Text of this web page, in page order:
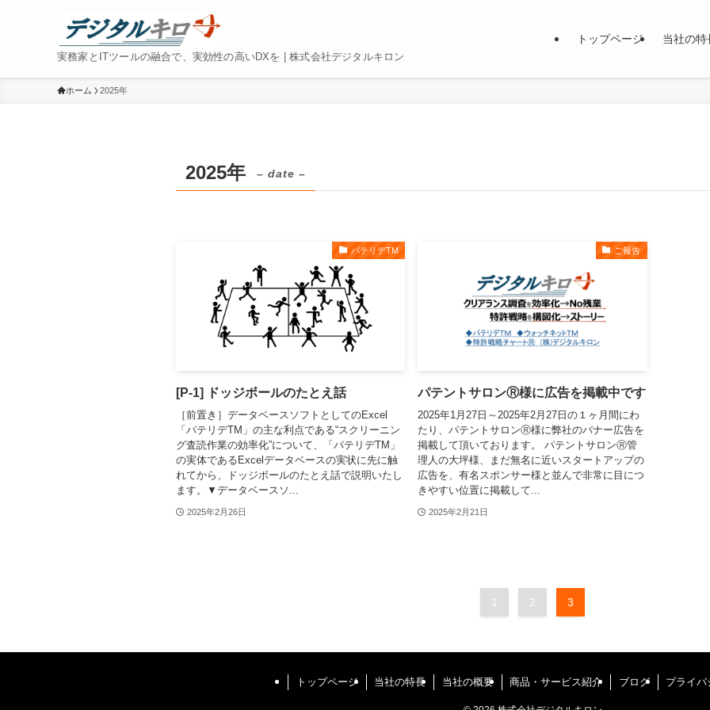
実務家とITツールの融合で、実効性の高いDXを | 株式会社デジタルキロン
トップページ 当社の特
ホーム 2025年
2025年 – date –
パテリデTM
[P-1] ドッジボールのたとえ話
［前置き］データベースソフトとしてのExcel
「パテリデTM」の主な利点である“スクリーニン
グ査読作業の効率化”について、「パテリデTM」
の実体であるExcelデータベースの実状に先に触
れてから、ドッジボールのたとえ話で説明いたし
ます。▼データベースソ...
2025年2月26日
ご報告
パテントサロンⓇ様に広告を掲載中です
2025年1月27日～2025年2月27日の１ヶ月間にわ
たり、パテントサロンⓇ様に弊社のバナー広告を
掲載して頂いております。 パテントサロンⓇ管
理人の大坪様、まだ無名に近いスタートアップの
広告を、有名スポンサー様と並んで非常に目につ
きやすい位置に掲載して...
2025年2月21日
1 2 3
トップページ 当社の特長 当社の概要 商品・サービス紹介 ブログ プライバ